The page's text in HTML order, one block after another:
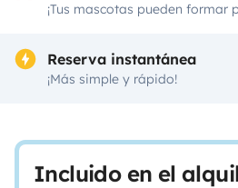
¡Tus mascotas pueden formar
Reserva instantánea
¡Más simple y rápido!
Incluido en el